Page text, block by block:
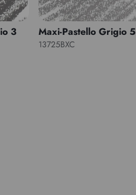
3 Maxi-Pastello Grigio 5
13725BXC